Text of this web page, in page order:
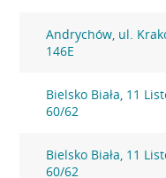
Andrychów, ul.
146E
Bielsko Biała, 11
60/62
Bielsko Biała, 11
60/62